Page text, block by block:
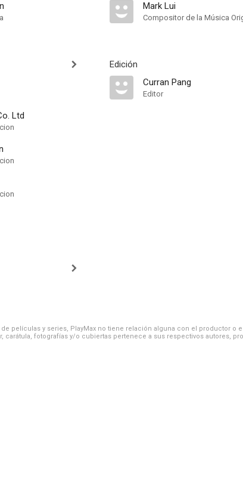
Ltd
Mark Lui
Compositor de la Música
Edición
Curran Pang
Editor
películas y series, PlayMax no tiene relación alguna con el productor o
carátula, fotografías y/o cubiertas pertenece a sus respectivos autores,